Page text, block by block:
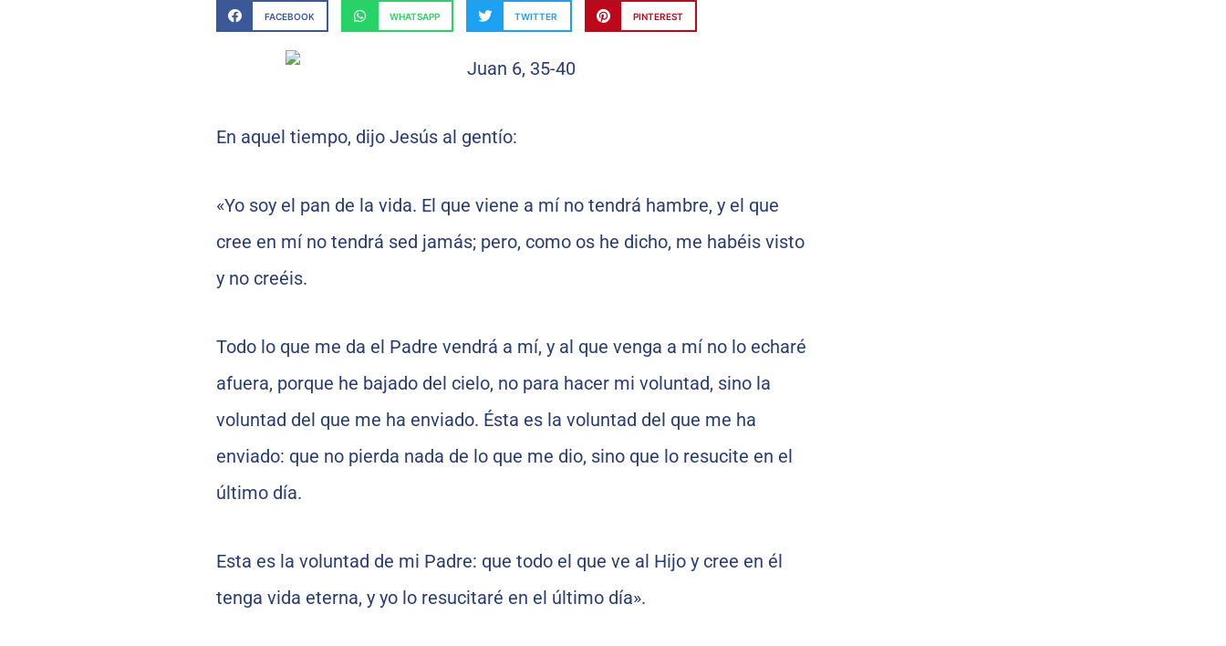
FACEBOOK WHATSAPP TWITTER PINTEREST
En aquel tiempo, dijo Jesús al gentío:
«Yo soy el pan de la vida. El que viene a mí no tendrá hambre, y el que
cree en mí no tendrá sed jamás; pero, como os he dicho, me habéis visto
y no creéis.
Todo lo que me da el Padre vendrá a mí, y al que venga a mí no lo echaré
afuera, porque he bajado del cielo, no para hacer mi voluntad, sino la
voluntad del que me ha enviado. Ésta es la voluntad del que me ha
enviado: que no pierda nada de lo que me dio, sino que lo resucite en el
último día.
Esta es la voluntad de mi Padre: que todo el que ve al Hijo y cree en él
tenga vida eterna, y yo lo resucitaré en el último día».